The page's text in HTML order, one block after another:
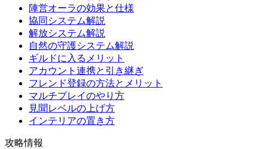
陣営オーラの効果と仕様
協同システム解説
解放システム解説
自然の守護システム解説
ギルドに入るメリット
アカウント連携と引き継ぎ
フレンド登録の方法とメリット
マルチプレイのやり方
見聞レベルの上げ方
インテリアの置き方
攻略情報